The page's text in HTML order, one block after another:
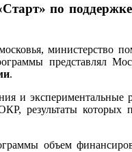
по
министерство
представлял
.
и экспериментальные
результаты которых
объем